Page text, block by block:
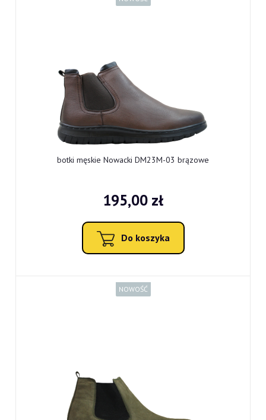
botki męskie Nowacki DM23M-03 brązowe
195,00 zł
Do koszyka
NOWOŚĆ